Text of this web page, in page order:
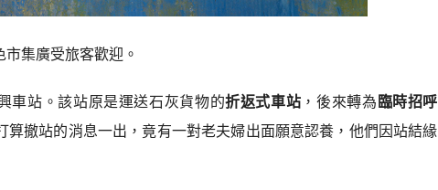
集廣受旅客歡迎。
車站。該站原是運送石灰貨物的折返式車站 ，後來轉為 臨時招呼
算撤站的消息一出，竟有一對老夫婦出面願意認養，他們因站結緣